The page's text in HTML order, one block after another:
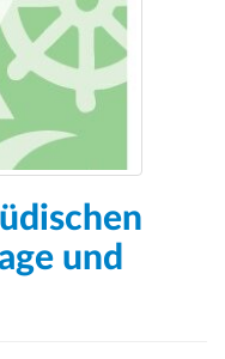
und